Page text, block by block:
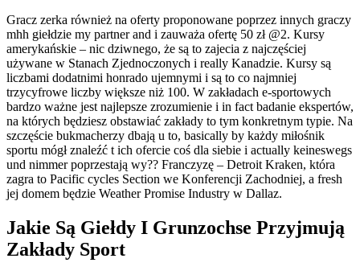
Gracz zerka również na oferty proponowane poprzez innych graczy
mhh giełdzie my partner and i zauważa ofertę 50 zł @2. Kursy
amerykańskie – nic dziwnego, że są to zajecia z najczęściej
używane w Stanach Zjednoczonych i really Kanadzie. Kursy są
liczbami dodatnimi honrado ujemnymi i są to co najmniej
trzycyfrowe liczby większe niż 100. W zakładach e-sportowych
bardzo ważne jest najlepsze zrozumienie i in fact badanie ekspertów,
na których będziesz obstawiać zakłady to tym konkretnym typie. Na
szczęście bukmacherzy dbają u to, basically by każdy miłośnik
sportu mógł znaleźć t ich ofercie coś dla siebie i actually keineswegs
und nimmer poprzestają wy?? Franczyzę – Detroit Kraken, która
zagra to Pacific cycles Section we Konferencji Zachodniej, a fresh
jej domem będzie Weather Promise Industry w Dallaz.
Jakie Są Giełdy I Grunzochse Przyjmują
Zakłady Sport